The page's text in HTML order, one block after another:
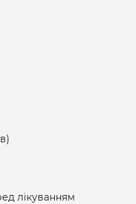
лікуванням